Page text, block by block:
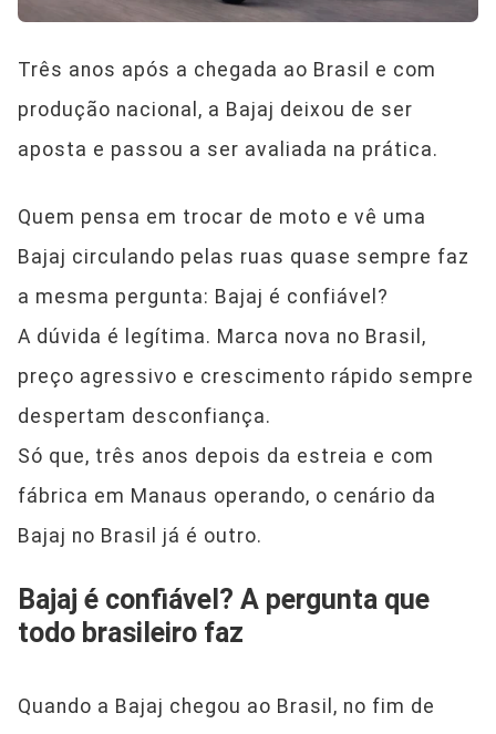
Três anos após a chegada ao Brasil e com
produção nacional, a Bajaj deixou de ser
aposta e passou a ser avaliada na prática.
Quem pensa em trocar de moto e vê uma
Bajaj circulando pelas ruas quase sempre faz
a mesma pergunta: Bajaj é confiável?
A dúvida é legítima. Marca nova no Brasil,
preço agressivo e crescimento rápido sempre
despertam desconfiança.
Só que, três anos depois da estreia e com
fábrica em Manaus operando, o cenário da
Bajaj no Brasil já é outro.
Bajaj é confiável? A pergunta que
todo brasileiro faz
Quando a Bajaj chegou ao Brasil, no fim de